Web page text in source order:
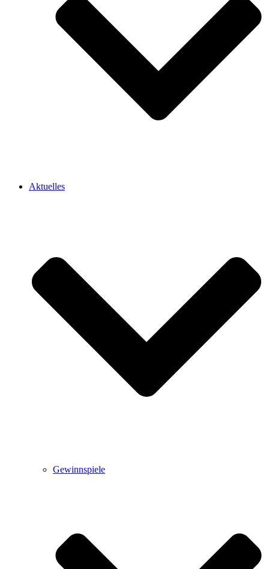
Aktuelles
Gewinnspiele